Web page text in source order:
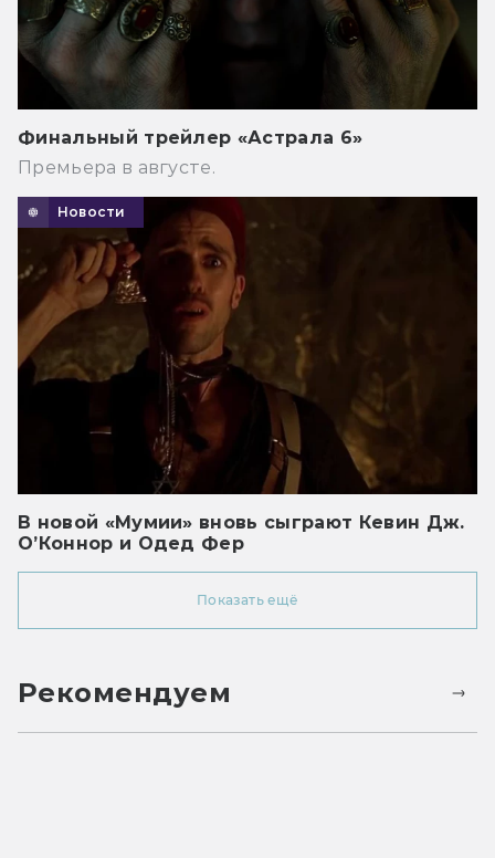
Финальный трейлер «Астрала 6»
Премьера в августе.
Новости
В новой «Мумии» вновь сыграют Кевин Дж.
О’Коннор и Одед Фер
Показать ещё
Рекомендуем